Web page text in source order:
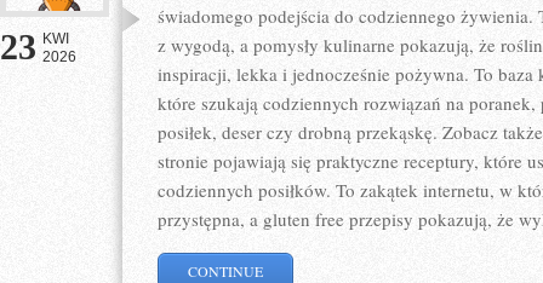
23 KWI
2026
świadomego podejścia do codziennego żywienia.
z wygodą, a pomysły kulinarne pokazują, że
inspiracji, lekka i jednocześnie pożywna. To
które szukają codziennych rozwiązań na
posiłek, deser czy drobną przekąskę. Zobacz
stronie pojawiają się praktyczne receptury, które
codziennych posiłków. To zakątek internetu, w
przystępna, a gluten free przepisy pokazują, że
CONTINUE